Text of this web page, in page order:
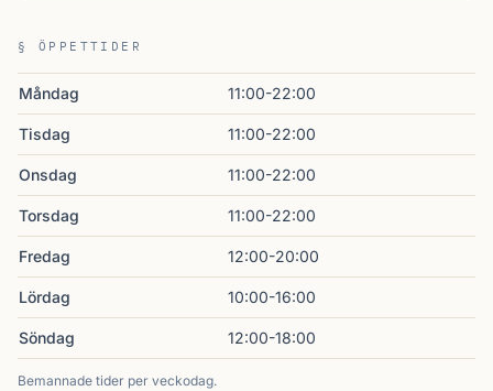
§ ÖPPETTIDER
Måndag 11:00-22:00
Tisdag 11:00-22:00
Onsdag 11:00-22:00
Torsdag 11:00-22:00
Fredag 12:00-20:00
Lördag 10:00-16:00
Söndag 12:00-18:00
Bemannade tider per veckodag.